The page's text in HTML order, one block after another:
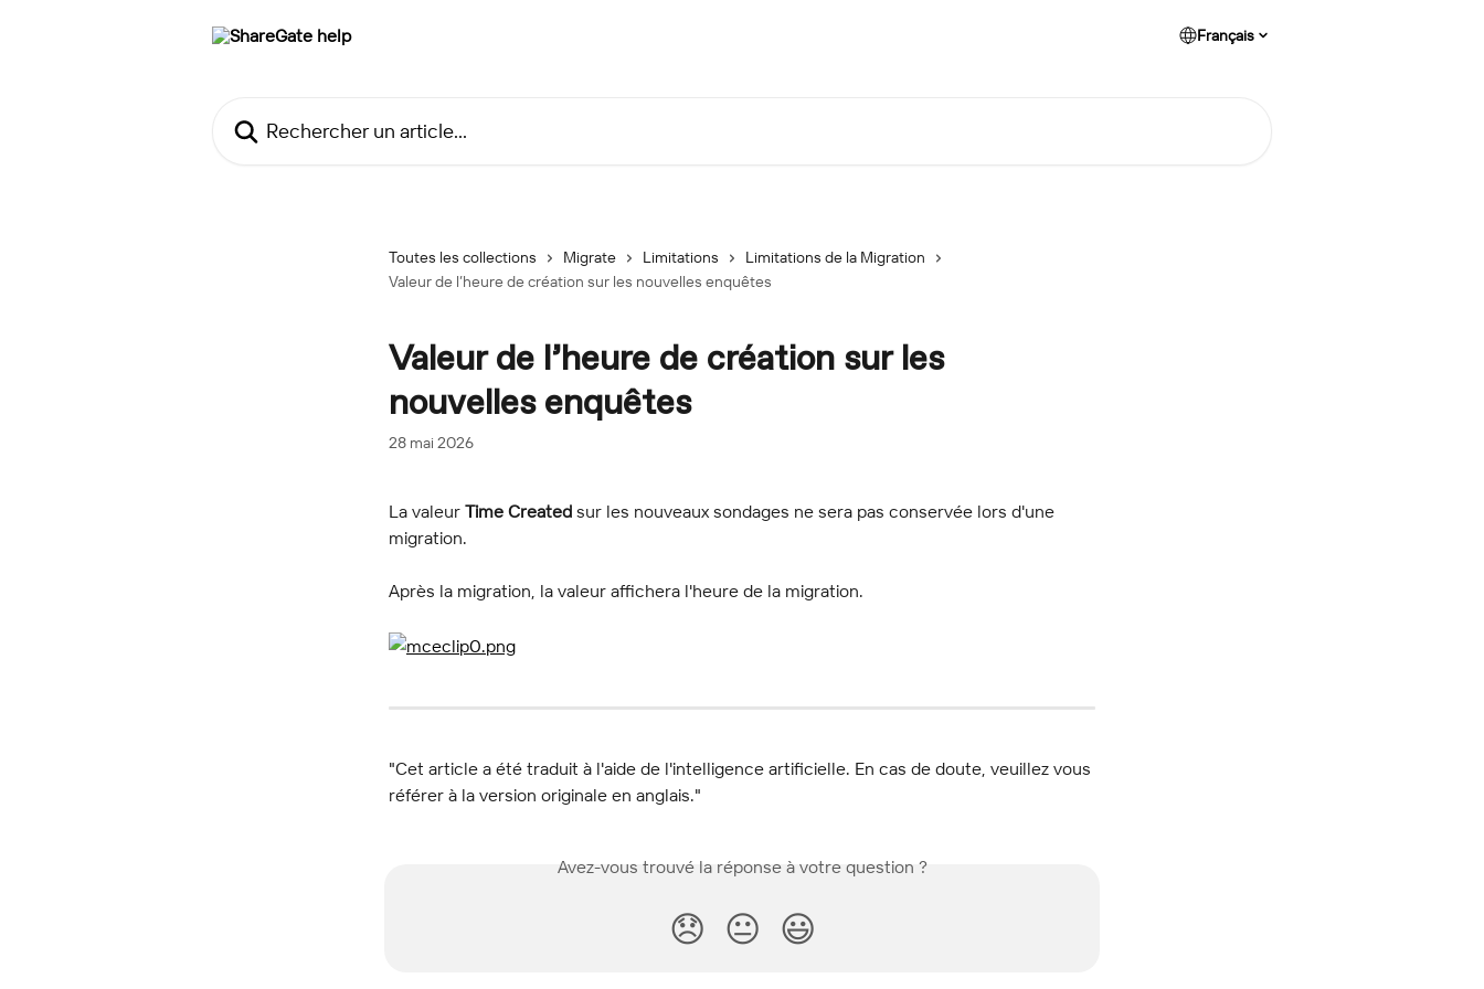
Français
Toutes les collections Migrate Limitations
Limitations de la Migration
Valeur de l’heure de création sur les nouvelles enquêtes
Valeur de l’heure de création sur les
nouvelles enquêtes
28 mai 2026
La valeur Time Created sur les nouveaux sondages ne sera pas conservée lors d'une
migration.
Après la migration, la valeur affichera l'heure de la migration.
"Cet article a été traduit à l'aide de l'intelligence artificielle. En cas de doute, veuillez vous
référer à la version originale en anglais."
Avez-vous trouvé la réponse à votre question ?
😞 😐 😃